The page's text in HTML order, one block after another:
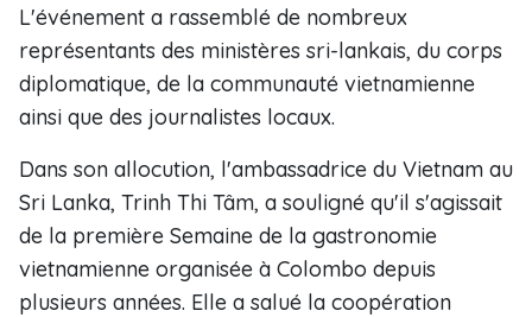
L'événement a rassemblé de nombreux
représentants des ministères sri-lankais, du corps
diplomatique, de la communauté vietnamienne
ainsi que des journalistes locaux.
Dans son allocution, l'ambassadrice du Vietnam au
Sri Lanka, Trinh Thi Tâm, a souligné qu'il s'agissait
de la première Semaine de la gastronomie
vietnamienne organisée à Colombo depuis
plusieurs années. Elle a salué la coopération